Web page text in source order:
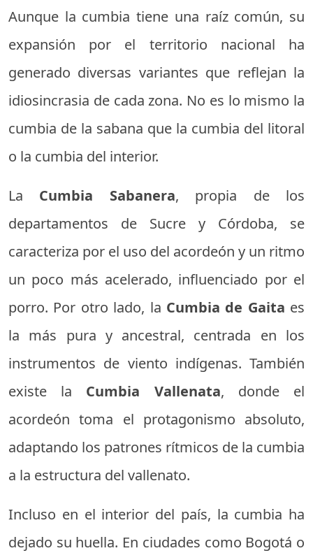
Aunque la cumbia tiene una raíz común, su
expansión por el territorio nacional ha
generado diversas variantes que reflejan la
idiosincrasia de cada zona. No es lo mismo la
cumbia de la sabana que la cumbia del litoral
o la cumbia del interior.
La Cumbia Sabanera, propia de los
departamentos de Sucre y Córdoba, se
caracteriza por el uso del acordeón y un ritmo
un poco más acelerado, influenciado por el
porro. Por otro lado, la Cumbia de Gaita es
la más pura y ancestral, centrada en los
instrumentos de viento indígenas. También
existe la Cumbia Vallenata, donde el
acordeón toma el protagonismo absoluto,
adaptando los patrones rítmicos de la cumbia
a la estructura del vallenato.
Incluso en el interior del país, la cumbia ha
dejado su huella. En ciudades como Bogotá o